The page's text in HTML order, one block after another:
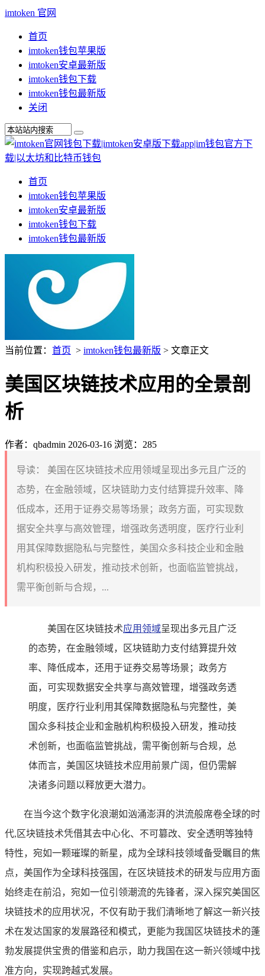
imtoken 官网
首页
imtoken钱包苹果版
imtoken安卓最新版
imtoken钱包下载
imtoken钱包最新版
关闭
首页
imtoken钱包苹果版
imtoken安卓最新版
imtoken钱包下载
imtoken钱包最新版
当前位置： 首页 > imtoken钱包最新版 > 文章正文
美国区块链技术应用的全景剖
析
作者：qbadmin 2026-03-16 浏览：285
导读：
美国在区块链技术应用领域呈现出多元且广泛的
态势，在金融领域，区块链助力支付结算提升效率、降
低成本，还用于证券交易等场景；政务方面，可实现数
据安全共享与高效管理，增强政务透明度，医疗行业利
用其保障数据隐私与完整性，美国众多科技企业和金融
机构积极投入研发，推动技术创新，也面临监管挑战，
需平衡创新与合规，...
美国在区块链技术应用领域呈现出多元且广泛
的态势，在金融领域，区块链助力支付结算提升效
率、降低成本，还用于证券交易等场景；政务方
面，可实现数据安全共享与高效管理，增强政务透
明度，医疗行业利用其保障数据隐私与完整性，美
国众多科技企业和金融机构积极投入研发，推动技
术创新，也面临监管挑战，需平衡创新与合规，总
体而言，美国区块链技术应用前景广阔，但仍需解
决诸多问题以释放更大潜力。
在当今这个数字化浪潮如汹涌澎湃的洪流般席卷全球的时
代,区块链技术凭借其去中心化、不可篡改、安全透明等独特
特性，宛如一颗璀璨的新星，成为全球科技领域备受瞩目的焦
点，美国作为全球科技强国，在区块链技术的研发与应用方面
始终走在前沿，宛如一位引领潮流的先锋者，深入探究美国区
块链技术的应用状况，不仅有助于我们清晰地了解这一新兴技
术在发达国家的发展路径和模式，更能为我国区块链技术的蓬
勃发展提供宝贵的借鉴和启示，助力我国在这一新兴领域中找
准方向，实现跨越式发展。